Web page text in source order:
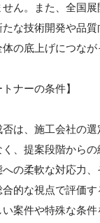
ん。また、全国
な技術開発や品
の底上げにつなが
ナーの条件】
は、施工会社の
、提案段階から
の柔軟な対応力
的な視点で評価す
案件や特殊な条